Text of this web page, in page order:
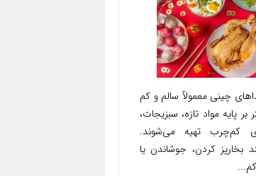
چینی معمولاً سالم و کم
پایه مواد تازه، سبزیجات،
کم‌چرب تهیه می‌شوند.
کردن، جوشاندن یا